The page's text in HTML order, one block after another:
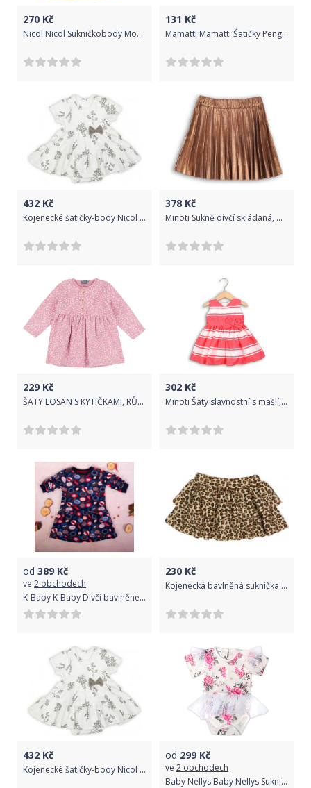
270 Kč
Nicol Nicol Sukničkobody Mořská víla - krátký rukáv, žluto/bílé, vel. 74 74 (6-9m)
131 Kč
Mamatti Mamatti Šatičky Penguin, roz. 98 98 (2-3r)
432 Kč
Kojenecké šatičky-body Nicol Ella bílé, Bílá, 86 (12-18m)
378 Kč
Minoti Sukně dívčí skládaná, Minoti, ENCHANTED 10, holka - 92/98
229 Kč
ŠATY LOSAN S KYTIČKAMI, RŮŽOVÉ Velikost: 74
302 Kč
Minoti Šaty slavnostní s mašlí, Minoti, riviera 1, růžová - 68/80
od 389 Kč
ve 2 obchodech
K-Baby K-Baby Dívčí bavlněné šaty, Ovoce - granátové, vel. 110
230 Kč
Kojenecká bavlněná suknička Nicol Mia, Hnědá, 80 (9-12m)
432 Kč
Kojenecké šatičky-body Nicol Ella bílé, Bílá, 80 (9-12m)
od 299 Kč
ve 2 obchodech
Baby Nellys Baby Nellys Sukničkobody kr. rukáv s týlem New Roses - smetanové, vel. 62 62 (3-6m)